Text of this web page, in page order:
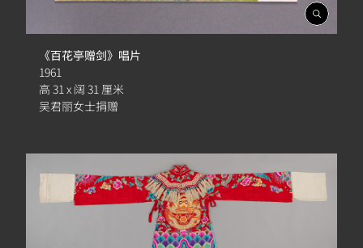
開
啟
《百花亭赠剑》唱片
1961
高 31 x 阔 31 厘米
吴君丽女士捐赠